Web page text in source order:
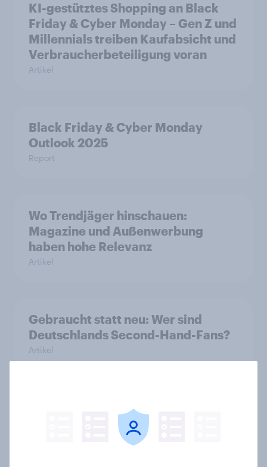
KI-gestütztes Shopping an Black
Friday & Cyber Monday – Gen Z und
Millennials treiben Kaufabsicht und
Verbraucherbeteiligung voran
Artikel
Black Friday & Cyber Monday
Outlook 2025
Report
Wo Trendjäger hinschauen:
Magazine und Außenwerbung
haben hohe Relevanz
Artikel
Gebraucht statt neu: Wer sind
Deutschlands Second-Hand-Fans?
Artikel
Mediennutzung im
Generationenvergleich: Die Gen Z
dominieren Social Media,